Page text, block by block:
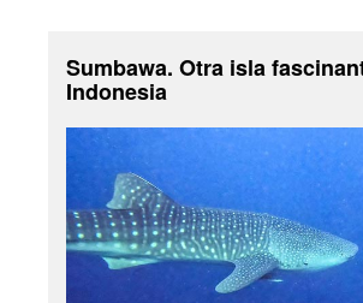
Sumbawa. Otra isla
Indonesia